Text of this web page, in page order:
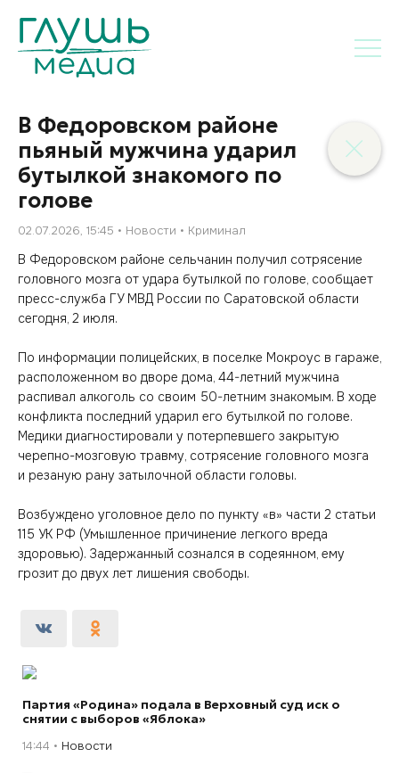
В Федоровском районе
пьяный мужчина ударил
бутылкой знакомого по
голове
02.07.2026, 15:45 Новости Криминал
В Федоровском районе сельчанин получил сотрясение
головного мозга от удара бутылкой по голове, сообщает
пресс-служба ГУ МВД России по Саратовской области
сегодня, 2 июля.
По информации полицейских, в поселке Мокроус в гараже,
расположенном во дворе дома, 44-летний мужчина
распивал алкоголь со своим 50-летним знакомым. В ходе
конфликта последний ударил его бутылкой по голове.
Медики диагностировали у потерпевшего закрытую
черепно-мозговую травму, сотрясение головного мозга
и резаную рану затылочной области головы.
Возбуждено уголовное дело по пункту «в» части 2 статьи
115 УК РФ (Умышленное причинение легкого вреда
здоровью). Задержанный сознался в содеянном, ему
грозит до двух лет лишения свободы.
Партия «Родина» подала в Верховный суд иск о
снятии с выборов «Яблока»
14:44 Новости